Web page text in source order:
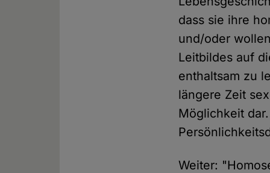
dass sie ihre
und/oder
Leitbildes auf
enthaltsam zu
längere Zeit
Möglichkeit
Weiter: